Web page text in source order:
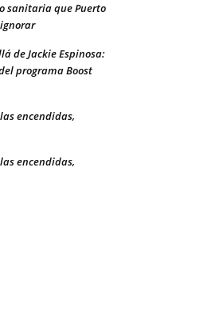
sanitaria que Puerto
de Jackie Espinosa:
programa Boost
encendidas,
encendidas,